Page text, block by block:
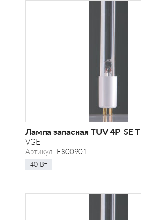
Лампа запасная TUV 4P-SE
VGE
Артикул: E800901
40 Вт